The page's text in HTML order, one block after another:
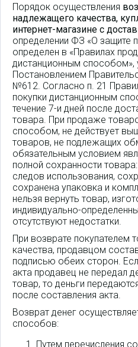
Порядок осуществления
надлежащего качества,
интернет-магазине с
определении ФЗ «О защите
определен в «Правилах
дистанционным способом»,
Постановлением
№612. Согласно п. 21
покупки дистанционным
течение 7-и дней после
товара. При продаже
способом, не действует
товаров, не подлежащих
обязательным условием
полной сохранности
следов использования,
сохранена упаковка и
нельзя вернуть товар,
индивидуально-
отсутствуют недостатки.
При возврате покупателем
качества, продавцом
подписью обеих сторон.
акта продавец не передал
товар, то деньги
после составления акта.
Возврат денег
способов:
Путем перечисления